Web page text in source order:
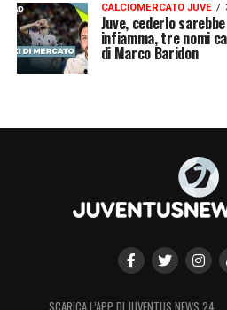
CALCIOMERCATO JUVE
Juve, cederlo
infiamma, tre nomi
di Marco Baridon